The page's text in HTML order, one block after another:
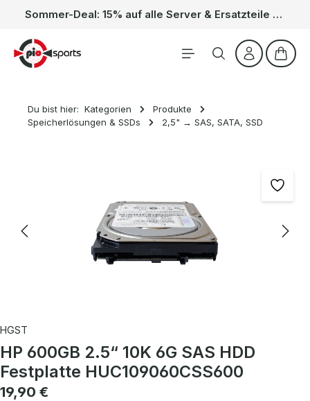
Zum Hauptinhalt springen Sommer-Deal: 15% auf alle Server & Ersatzteile – Kein Code nötig, der Rabatt wird automatisch im Warenkorb abgezogen. Gültig vom 01.06. bis 31.08.
Du bist hier: Kategorien
Produkte
Speicherlösungen & SSDs
2,5" → SAS, SATA, SSD
HGST
HP 600GB 2.5“ 10K 6G SAS HDD
Festplatte HUC109060CSS600
Regulärer Preis:
19,90 €